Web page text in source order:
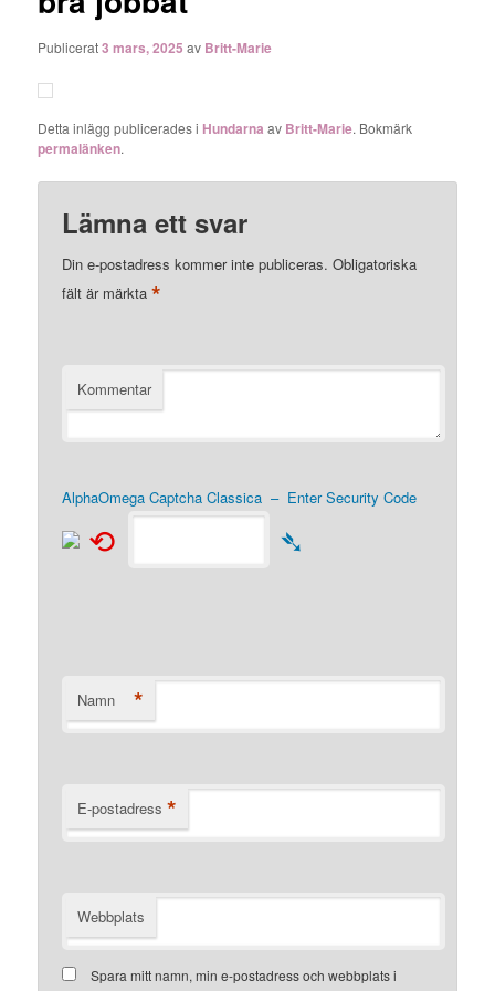
Publicerat3 mars, 2025 av Britt-Marie
Detta inlägg publicerades i Hundarna av Britt-Marie. Bokmärk
permalänken.
Lämna ett svar
Din e-postadress kommer inte publiceras. Obligatoriska
fält är märkta*
Kommentar
AlphaOmega Captcha Classica – Enter Security Code
⟲ ➴
Namn *
E-postadress *
Webbplats
Spara mitt namn, min e-postadress och webbplats i